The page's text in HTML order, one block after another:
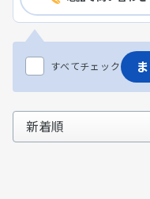
すべてチェック